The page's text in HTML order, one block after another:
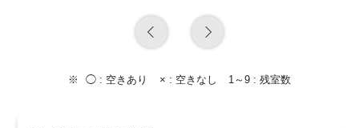
◯ : 空きあり × : 空きなし 1～9 : 残室数